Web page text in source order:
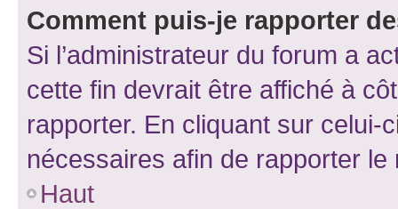
Comment puis-je rapporter
Si l’administrateur du forum a
cette fin devrait être affiché à
rapporter. En cliquant sur
nécessaires afin de rapporter le
Haut